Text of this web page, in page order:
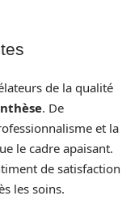
de la qualité
. De
et la
le cadre apaisant.
de satisfaction
les soins.